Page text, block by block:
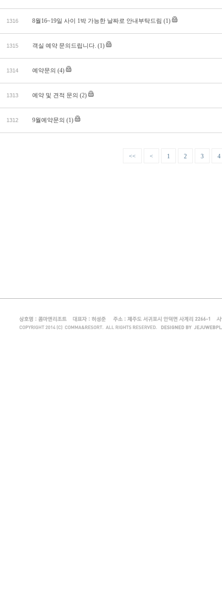
1316 8월16~19일 사이 1박 가능한 날짜로 안내부탁드림 (1)
1315 객실 예약 문의드립니다. (1)
1314 예약문의 (4)
1313 예약 및 견적 문의 (2)
1312 9월예약문의 (1)
<< < 1 2 3 4